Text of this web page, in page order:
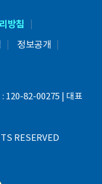
방침
정보공개
: 120-82-00275 | 대표
RESERVED